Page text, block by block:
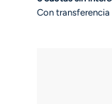
era:
Con transferencia